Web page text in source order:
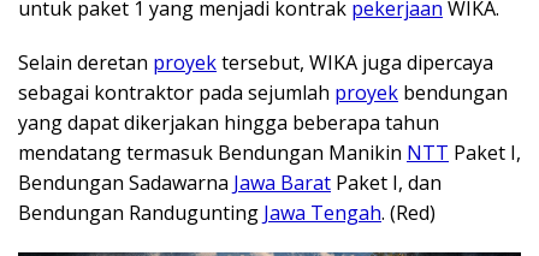
untuk paket 1 yang menjadi kontrak pekerjaan WIKA.
Selain deretan proyektersebut, WIKA juga dipercaya
sebagai kontraktor pada sejumlah proyek bendungan
yang dapat dikerjakan hingga beberapa tahun
mendatang termasuk Bendungan Manikin NTT Paket I,
Bendungan Sadawarna Jawa Barat Paket I, dan
Bendungan Randugunting Jawa Tengah. (Red)